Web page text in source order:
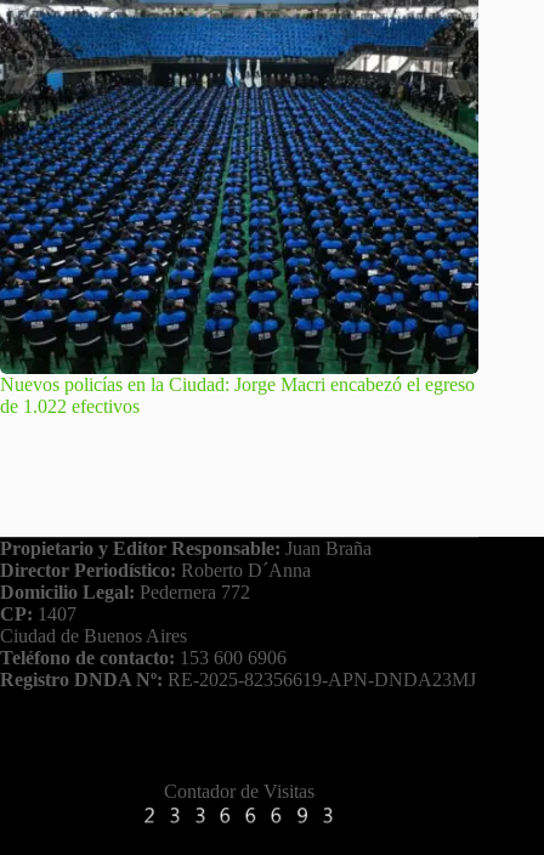
Nuevos policías en la Ciudad: Jorge Macri encabezó el egreso
de 1.022 efectivos
Propietario y Editor Responsable: Juan Braña
Director Periodístico: Roberto D´Anna
Domicilio Legal: Pedernera 772
CP: 1407
Ciudad de Buenos Aires
Teléfono de contacto: 153 600 6906
Registro DNDA Nº: RE-2025-82356619-APN-DNDA23MJ
Contador de Visitas